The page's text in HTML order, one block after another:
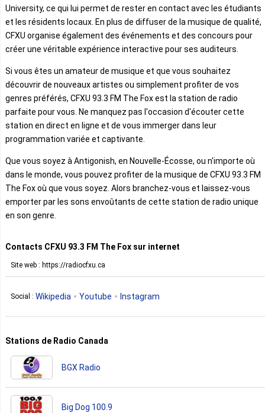
University, ce qui lui permet de rester en contact avec les étudiants
et les résidents locaux. En plus de diffuser de la musique de qualité,
CFXU organise également des événements et des concours pour
créer une véritable expérience interactive pour ses auditeurs.
Si vous êtes un amateur de musique et que vous souhaitez
découvrir de nouveaux artistes ou simplement profiter de vos
genres préférés, CFXU 93.3 FM The Fox est la station de radio
parfaite pour vous. Ne manquez pas l'occasion d'écouter cette
station en direct en ligne et de vous immerger dans leur
programmation variée et captivante.
Que vous soyez à Antigonish, en Nouvelle-Écosse, ou n'importe où
dans le monde, vous pouvez profiter de la musique de CFXU 93.3 FM
The Fox où que vous soyez. Alors branchez-vous et laissez-vous
emporter par les sons envoûtants de cette station de radio unique
en son genre.
Contacts CFXU 93.3 FM The Fox sur internet
Site web : https://radiocfxu.ca
Social : Wikipedia Youtube Instagram
Stations de Radio Canada
BGX Radio
Big Dog 100.9